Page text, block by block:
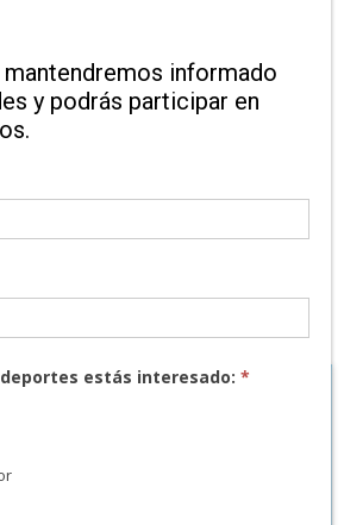
mantendremos informado
y podrás participar en
deportes estás interesado:*